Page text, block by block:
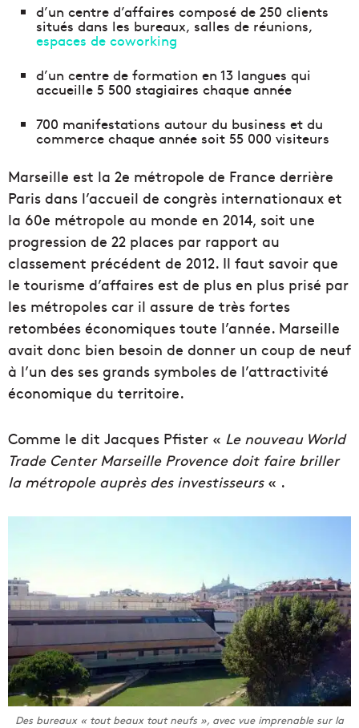
d’un centre d’affaires composé de 250 clients
situés dans les bureaux, salles de réunions,
espaces de coworking
d’un centre de formation en 13 langues qui
accueille 5 500 stagiaires chaque année
700 manifestations autour du business et du
commerce chaque année soit 55 000 visiteurs
Marseille est la 2e métropole de France derrière
Paris dans l’accueil de congrès internationaux et
la 60e métropole au monde en 2014, soit une
progression de 22 places par rapport au
classement précédent de 2012. Il faut savoir que
le tourisme d’affaires est de plus en plus prisé par
les métropoles car il assure de très fortes
retombées économiques toute l’année. Marseille
avait donc bien besoin de donner un coup de neuf
à l’un des ses grands symboles de l’attractivité
économique du territoire.
Comme le dit Jacques Pfister « Le nouveau World
Trade Center Marseille Provence doit faire briller
la métropole auprès des investisseurs « .
Des bureaux « tout beaux tout neufs », avec vue imprenable sur la